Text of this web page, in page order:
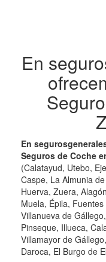
En
En
Seguros de Coche
(Calatayud, Utebo,
Caspe, La Almunia
Huerva, Zuera,
Muela, Épila,
Villanueva de
Pinseque, Illueca,
Villamayor de
Daroca, El Burgo de